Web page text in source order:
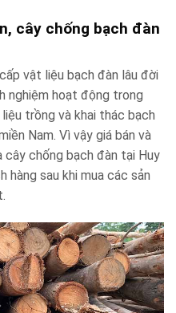
cây chống bạch đàn
vật liệu bạch đàn lâu đời
nghiệm hoạt động trong
trồng và khai thác bạch
Nam. Vì vậy giá bán và
chống bạch đàn tại Huy
hàng sau khi mua các sản